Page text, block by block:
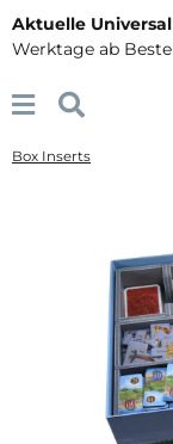
Aktuelle
Werktage ab
Box Inserts